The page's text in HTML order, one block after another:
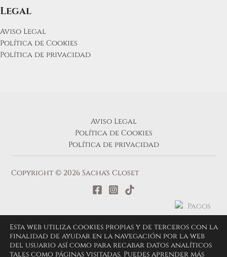
Legal
Aviso Legal
Política de Cookies
Política de privacidad
Aviso Legal
Política de Cookies
Política de privacidad
Copyright © 2026 Sacha's Closet
Esta web utiliza cookies propias y de terceros con la
finalidad de ayudar en la navegación por la web
del usuario así como para recabar datos analíticos
tales como páginas visitadas. Puedes aprender más